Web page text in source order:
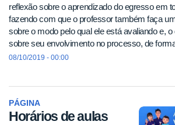
reflexão sobre o aprendizado do egresso em
fazendo com que o professor também faça
sobre o modo pelo qual ele está avaliando e,
sobre seu envolvimento no processo, de
08/10/2019 - 00:00
PÁGINA
Horários de aulas